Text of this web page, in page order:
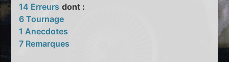
14 Erreurs dont :
6 Tournage
1 Anecdotes
7 Remarques